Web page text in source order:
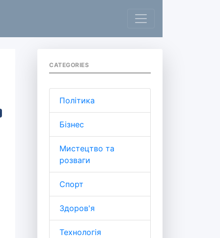
CATEGORIES
Політика
Бізнес
Мистецтво та
розваги
Спорт
Здоров'я
Технологія